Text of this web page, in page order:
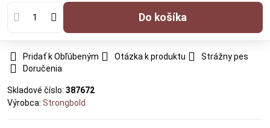
Do košíka
Pridať k Obľúbeným Otázka k produktu
Strážny pes
Doručenia
Skladové číslo: 387672
Výrobca: Strongbold